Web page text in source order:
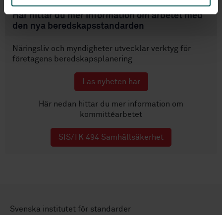
Här hittar du mer information om arbetet med
den nya beredskapsstandarden
Näringsliv och myndigheter utvecklar verktyg för
företagens beredskapsplanering
Läs nyheten här
Här nedan hittar du mer information om
kommittéarbetet
SIS/TK 494 Samhällsäkerhet
Svenska institutet för standarder